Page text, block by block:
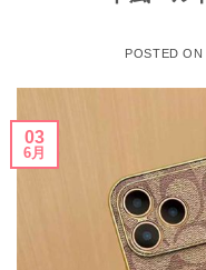
POSTED ON
03
6月